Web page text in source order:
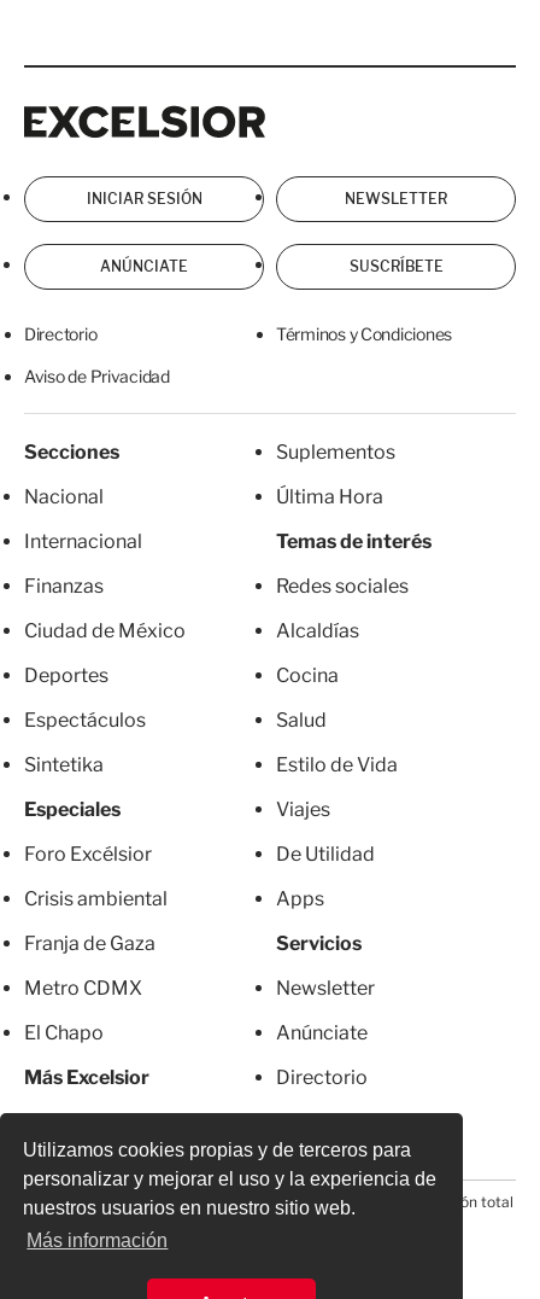
Utilizamos cookies propias y de terceros para
personalizar y mejorar el uso y la experiencia de
nuestros usuarios en nuestro sitio web.
Más información
INICIAR SESIÓN NEWSLETTER
ANÚNCIATE SUSCRÍBETE
Directorio Términos y Condiciones
Aviso de Privacidad
Secciones
Nacional
Internacional
Finanzas
Ciudad de México
Deportes
Espectáculos
Sintetika
Especiales
Foro Excélsior
Crisis ambiental
Franja de Gaza
Metro CDMX
El Chapo
Más Excelsior
Suplementos
Última Hora
Temas de interés
Redes sociales
Alcaldías
Cocina
Salud
Estilo de Vida
Viajes
De Utilidad
Apps
Servicios
Newsletter
Anúnciate
Directorio
© 2026 Todos los derechos reservados. Prohibida la reproducción total
o parcial, incluyendo cualquier medio electrónico*